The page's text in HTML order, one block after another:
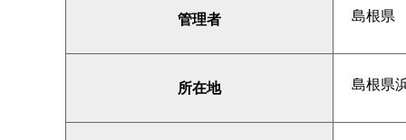
管理者 島根県
所在地 島根県